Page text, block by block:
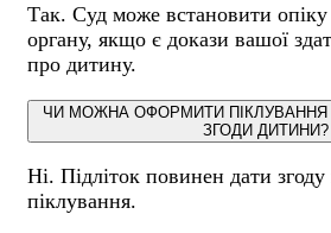
Так. Суд може встановити
органу, якщо є докази вашої
про дитину.
ЧИ МОЖНА ОФОРМИТИ ПІКЛУВАННЯ
ЗГОДИ ДИТИНИ?
Ні. Підліток повинен дати
піклування.